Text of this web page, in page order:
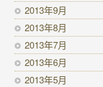
2013年9月
2013年8月
2013年7月
2013年6月
2013年5月